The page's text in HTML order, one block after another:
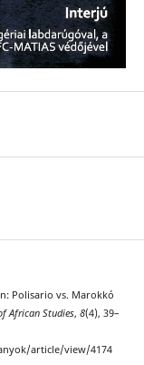
Polisario vs. Marokkó
African Studies, 8(4), 39–
article/view/4174